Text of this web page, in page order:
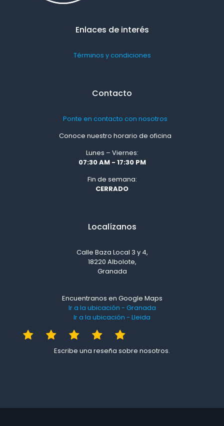
Enlaces de interés
Términos y condiciones
Contacto
Ponte en contacto con nosotros
Conoce nuestro horario de oficina
Lunes – Viernes:
07:30 AM - 17:30 PM
Fin de semana:
CERRADO
Localízanos
Calle Baza Local 3 y 4,
18220 Albolote,
Granada
Encuentranos en Google Maps
Ir a la ubicación - Granada
Ir a la ubicación - Lleida
Escribe una reseña sobre nosotros.